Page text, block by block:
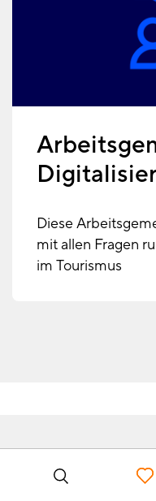
Diese
mit allen Fragen
im Tourismus